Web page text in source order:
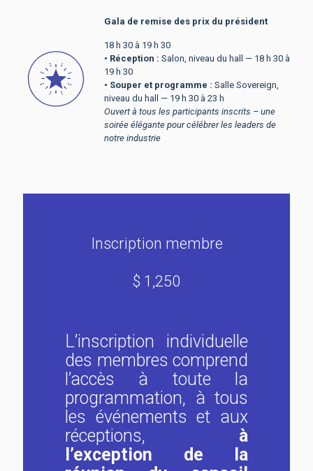
Gala de remise des prix du président
18 h 30 à 19 h 30
• Réception : Salon, niveau du hall — 18 h 30 à
19 h 30
• Souper et programme : Salle Sovereign,
niveau du hall — 19 h 30 à 23 h
Ouvert à tous les participants inscrits – une
soirée élégante pour célébrer les leaders de
notre industrie
Inscription membre
$ 1,250
L’inscription individuelle
des membres comprend
l’accès à toute la
programmation, à tous
les événements et aux
réceptions, à
l’exception de la